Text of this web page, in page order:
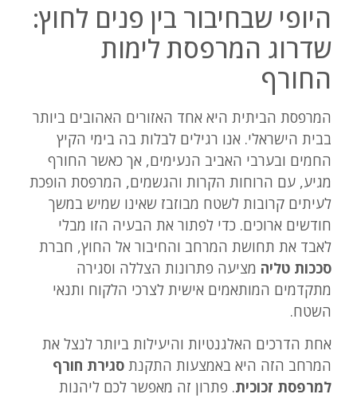
היופי שבחיבור בין פנים לחוץ:
שדרוג המרפסת לימות
החורף
המרפסת הביתית היא אחד האזורים האהובים ביותר
בבית הישראלי. אנו רגילים לבלות בה בימי הקיץ
החמים ובערבי האביב הנעימים, אך כאשר החורף
מגיע, עם הרוחות הקרות והגשמים, המרפסת הופכת
לעיתים קרובות לשטח מבוזבז שאינו שמיש במשך
חודשים ארוכים. כדי לפתור את הבעיה הזו מבלי
לאבד את תחושת המרחב והחיבור אל החוץ, חברת
סככות טליה מציעה פתרונות הצללה וסגירה
מתקדמים המותאמים אישית לצרכי הלקוח ותנאי
השטח.
אחת הדרכים האלגנטיות והיעילות ביותר לנצל את
המרחב הזה היא באמצעות התקנתסגירת חורף
למרפסת זכוכית. פתרון זה מאפשר לכם ליהנות